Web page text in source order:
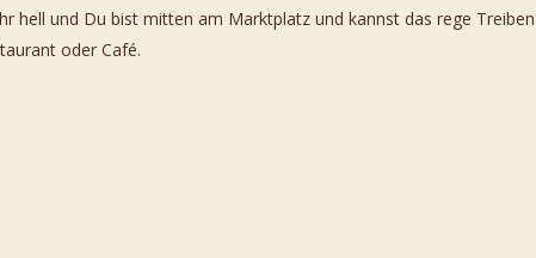
hell und Du bist mitten am Marktplatz und kannst das rege
oder Café.